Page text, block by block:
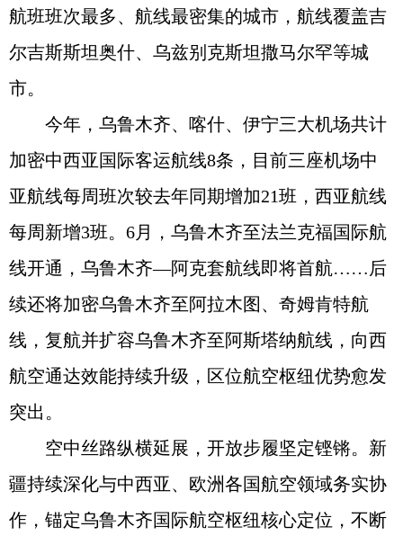
航班班次最多、航线最密集的城市，航线覆盖吉
尔吉斯斯坦奥什、乌兹别克斯坦撒马尔罕等城
市。
今年，乌鲁木齐、喀什、伊宁三大机场共计
加密中西亚国际客运航线8条，目前三座机场中
亚航线每周班次较去年同期增加21班，西亚航线
每周新增3班。6月，乌鲁木齐至法兰克福国际航
线开通，乌鲁木齐—阿克套航线即将首航……后
续还将加密乌鲁木齐至阿拉木图、奇姆肯特航
线，复航并扩容乌鲁木齐至阿斯塔纳航线，向西
航空通达效能持续升级，区位航空枢纽优势愈发
突出。
空中丝路纵横延展，开放步履坚定铿锵。新
疆持续深化与中西亚、欧洲各国航空领域务实协
作，锚定乌鲁木齐国际航空枢纽核心定位，不断